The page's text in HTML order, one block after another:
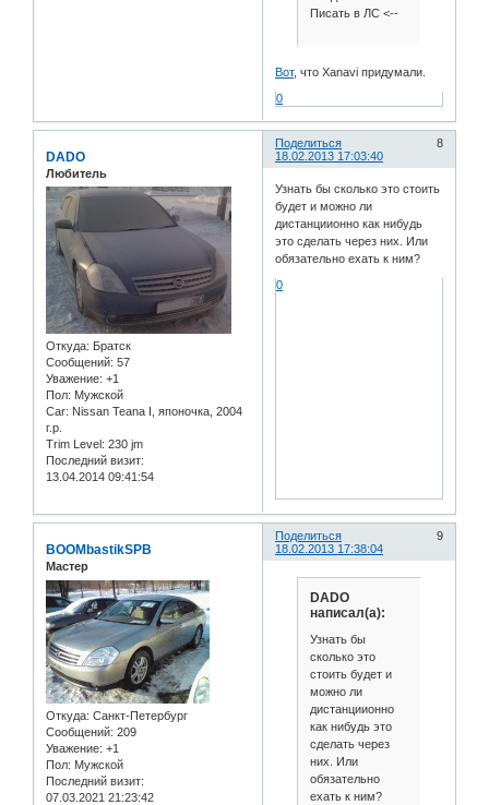
Писать в ЛС <--
Вот, что Xanavi придумали.
0
Поделиться
8
18.02.2013 17:03:40
DADO
Любитель
Откуда: Братск
Сообщений: 57
Уважение: +1
Пол: Мужской
Car: Nissan Teana I, японочка, 2004
г.р.
Trim Level: 230 jm
Последний визит:
13.04.2014 09:41:54
Узнать бы сколько это стоить
будет и можно ли
дистанциионно как нибудь
это сделать через них. Или
обязательно ехать к ним?
0
Поделиться
9
18.02.2013 17:38:04
BOOMbastikSPB
Мастер
Откуда: Санкт-Петербург
Сообщений: 209
Уважение: +1
Пол: Мужской
Последний визит:
07.03.2021 21:23:42
DADO
написал(а):
Узнать бы
сколько это
стоить будет и
можно ли
дистанциионно
как нибудь это
сделать через
них. Или
обязательно
ехать к ним?